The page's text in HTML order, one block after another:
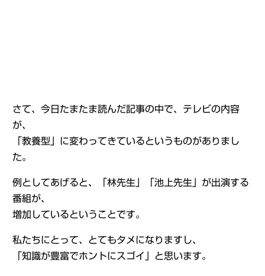
さて、今日たまたま読んだ記事の中で、テレビの内容
が、
「教養型」に変わってきているというものがありまし
た。
例としてあげると、「林先生」「池上先生」が出演する
番組が、
増加しているということです。
私たちにとって、とてもタメになりますし、
「知識が豊富でホントにスゴイ」と思います。